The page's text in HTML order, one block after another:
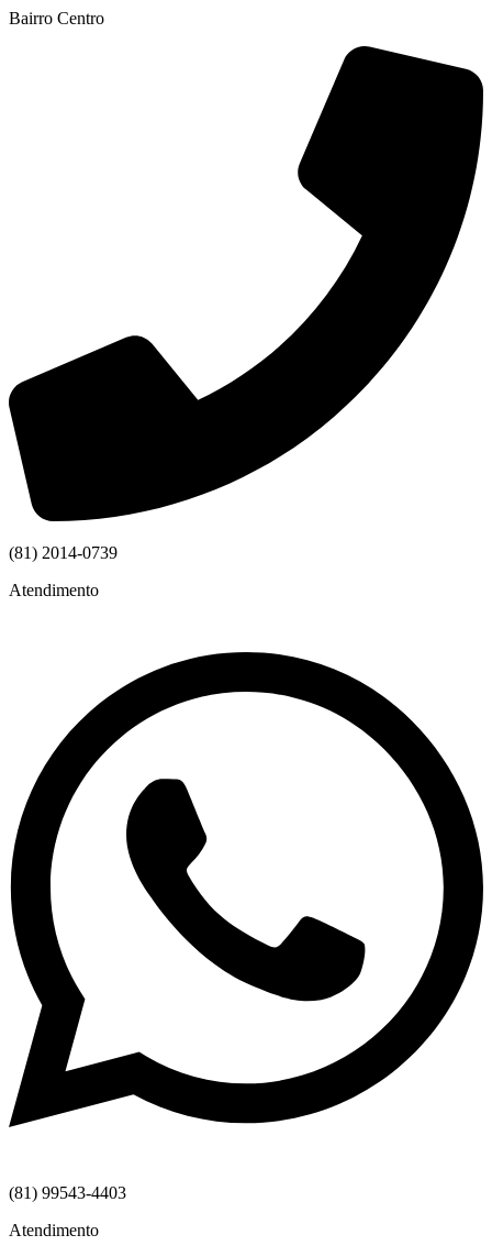
Bairro Centro
(81) 2014-0739
Atendimento
(81) 99543-4403
Atendimento